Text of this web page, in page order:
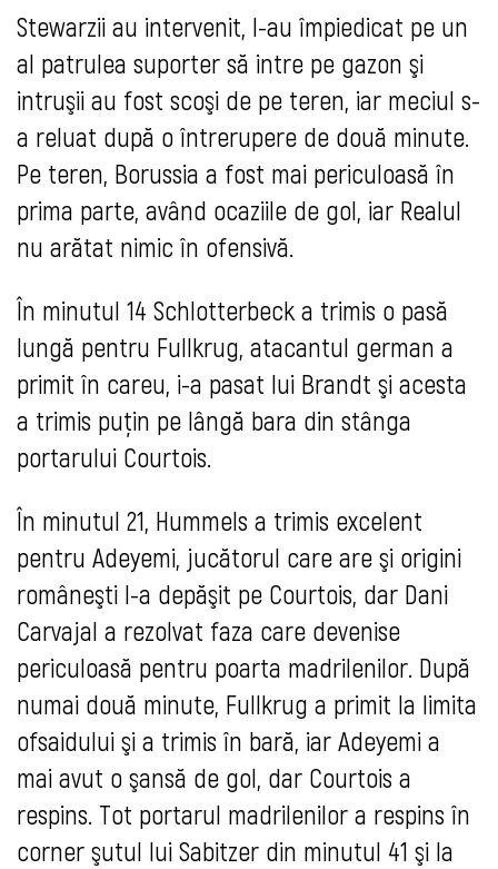
Stewarzii au intervenit, l-au împiedicat pe un
al patrulea suporter să intre pe gazon şi
intruşii au fost scoşi de pe teren, iar meciul s-
a reluat după o întrerupere de două minute.
Pe teren, Borussia a fost mai periculoasă în
prima parte, având ocaziile de gol, iar Realul
nu arătat nimic în ofensivă.
În minutul 14 Schlotterbeck a trimis o pasă
lungă pentru Fullkrug, atacantul german a
primit în careu, i-a pasat lui Brandt şi acesta
a trimis puţin pe lângă bara din stânga
portarului Courtois.
În minutul 21, Hummels a trimis excelent
pentru Adeyemi, jucătorul care are şi origini
româneşti l-a depăşit pe Courtois, dar Dani
Carvajal a rezolvat faza care devenise
periculoasă pentru poarta madrilenilor. După
numai două minute, Fullkrug a primit la limita
ofsaidului şi a trimis în bară, iar Adeyemi a
mai avut o şansă de gol, dar Courtois a
respins. Tot portarul madrilenilor a respins în
corner şutul lui Sabitzer din minutul 41 şi la